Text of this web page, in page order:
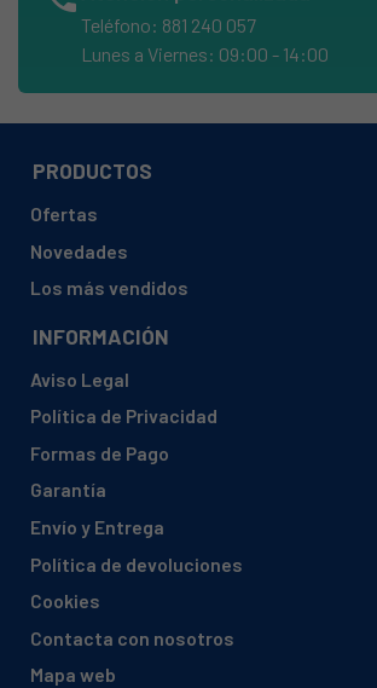
TEKA, C6420BKNEGRA
TEKA, C6420INOX
TEKA, C710BLANCA
TEKA, C710INOX
TEKA, C910INOX
TEKA, C920BLANCA
TEKA, C920NEGRA
TEKA, CNL-2002 VR01
Teléfono: 881 240 057
Lunes a Viernes: 09:00 - 14:00
PRODUCTOS
Ofertas
Novedades
Los más vendidos
INFORMACIÓN
Aviso Legal
Política de Privacidad
Formas de Pago
Garantía
Envío y Entrega
Política de devoluciones
Cookies
Contacta con nosotros
Mapa web